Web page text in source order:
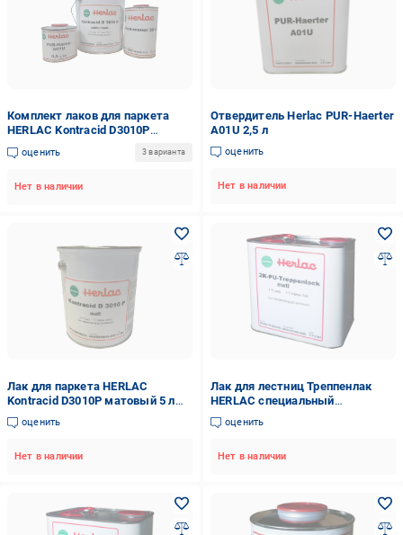
Комплект лаков для паркета
HERLAC Kontracid D3010P
шелковисто-матовый 6,5 л
оценить 3 варианта
Нет в наличии
Отвердитель Herlac PUR-Haerter
A01U 2,5 л
оценить
Нет в наличии
Лак для паркета HERLAC
Kontracid D3010P матовый 5 л
(D3010P-5М)
оценить
Нет в наличии
Лак для лестниц Треппенлак
HERLAC специальный
сверхпрочный матовый 2,5 л
оценить
Нет в наличии